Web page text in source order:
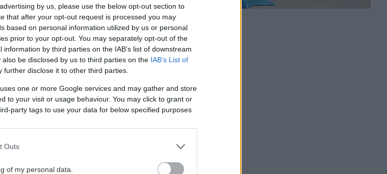
by us, please use the below opt-out section to
that after your opt-out request is processed you may
based on personal information utilized by us or personal
prior to your opt-out. You may separately opt-out of the
by third parties on the IAB’s list of downstream
be disclosed by us to third parties on the IAB’s List of
further disclose it to other third parties.
one or more Google services and may gather and store
to your visit or usage behaviour. You may click to grant or
party tags to use your data for below specified purposes
Outs
of my personal data.